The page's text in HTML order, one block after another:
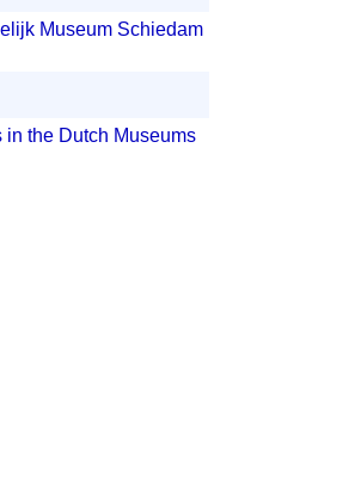
Museum Schiedam
in the Dutch Museums